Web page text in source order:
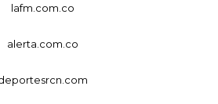
lafm.com.co
alerta.com.co